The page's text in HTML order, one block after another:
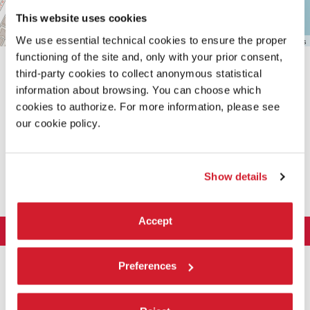
This website uses cookies
We use essential technical cookies to ensure the proper
functioning of the site and, only with your prior consent,
third-party cookies to collect anonymous statistical
information about browsing. You can choose which
cookies to authorize. For more information, please see
our cookie policy.
Show details
Accept
Preferences
Leaflet| ©OpenStreetMapcontributors
Storia
Esposizione
ARCHITETTURA 2027